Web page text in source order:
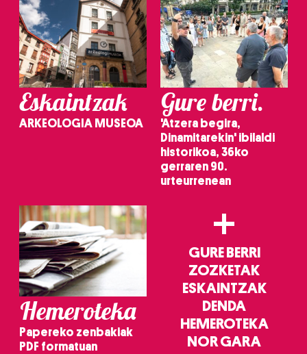
Eskaintzak
ARKEOLOGIA MUSEOA
Gure berri.
'Atzera begira,
Dinamitarekin' ibilaldi
historikoa, 36ko
gerraren 90.
urteurrenean
Hemeroteka
Papereko zenbakiak
PDF formatuan
+
GURE BERRI
ZOZKETAK
ESKAINTZAK
DENDA
HEMEROTEKA
NOR GARA